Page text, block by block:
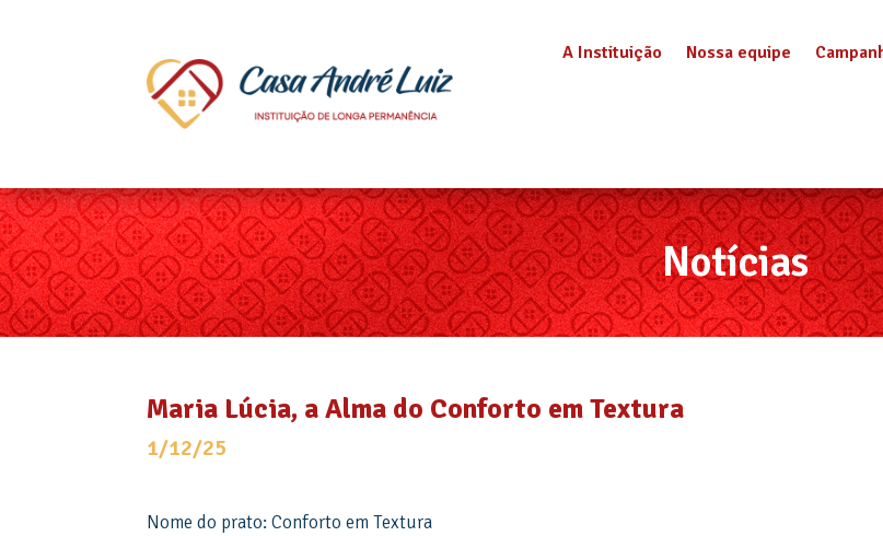
A Instituição Nossa equipe
Notícias
Maria Lúcia, a Alma do Conforto em Textura
1/12/25
Nome do prato: Conforto em Textura